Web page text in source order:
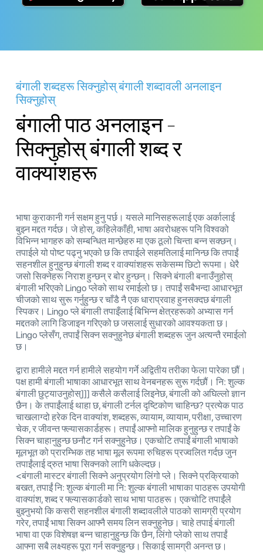
बंगाली शब्दहरू सिक्नुहोस् बंगाली शब्दावली अनलाइन
सिक्नुहोस्
बंगाली पाठ अनलाइन -
सिक्नुहोस् बंगाली शब्द र
वाक्यांशहरू
भाषा कुराकानी गर्न सक्षम हुनु पर्छ। यसले मानिसहरूलाई एक अर्कालाई
बुझ्न मद्दत गर्दछ। जे होस्, कहिलेकाँही, भाषा अवरोधहरू पनि विश्वको
विभिन्न भागहरु को सम्बन्धित मान्छेहरु मा एक ठूलो चिन्ता बन्न सक्छन्।
तपाईले यो पोष्ट पढ्नु भएको छ कि तपाईले सहमतिलाई मानिन्छ कि तपाईं
सहनशील हुनुहुन्छ बंगाली शब्द र वाक्यांशहरू सकेसम्म छिटो रूपमा। धेरै
जसो सिक्नेहरू निराश हुन्छन् र बोर हुन्छन्। सिक्ने बंगाली बनाउँनुहोस्
बंगाली भरिएको Lingo प्लेको साथ रमाईलो छ। तपाईं सबैभन्दा आधारभूत
चीजको साथ सुरू गर्नुहुन्छ र चाँडै नै एक धाराप्रवाह हुनसक्दछ बंगाली
स्पिकर। Lingo प्ले बंगाली तपाइँलाई बिभिन्न क्षेत्रहरूको अभ्यास गर्न
मद्दतको लागि डिजाइन गरिएको छ जसलाई सुधारको आवश्यकता छ।
Lingo प्लेसँग, तपाईं सिक्न सक्नुहुनेछ बंगाली शब्दहरू जुन अत्यन्तै रमाईलो
छ।
द्वारा हामीले मद्दत गर्न हामीले सहयोग गर्ने अद्वितीय तरीका फेला पारेका छौं।
पक्ष हामी बंगाली भाषाका आधारभूत साथ वेनबनहरू सुरू गर्दछौं। नि: शुल्क
बंगाली छुट्याउनुहोस्]]] कसैले कसैलाई लिइनेछ, बंगाली को अघिल्लो ज्ञान
छैन। के तपाईंलाई थाहा छ, बंगाली टर्नल दृष्टिकोण चाहिन्छ? प्रत्येक पाठ
चाखलाग्दो हरेक दिन वाक्यांश, शब्दहरू, व्यायाम, व्यायाम, परीक्षा, उच्चारण
चेक, र जीवन्त फ्ल्यासकार्डहरू। तपाईं आफ्नो मालिक हुनुहुन्छ र तपाईं के
सिक्न चाहानुहुन्छ छनौट गर्न सक्नुहुनेछ। एकचोटि तपाईं बंगाली भाषाको
मूलभूत को प्रारम्भिक तह भाषा मूल रूपमा रुचिहरू प्रज्वलित गर्दछ जुन
तपाईंलाई द्रुत भाषा सिक्नको लागि धकेल्दछ।
<बंगाली मास्टर बंगाली सिक्ने अनुप्रयोग लिंगो प्ले। सिक्ने प्रक्रियाको
बखत, तपाईं नि: शुल्क बंगाली मा नि: शुल्क बंगाली भाषाका पाठहरू उपयोगी
वाक्यांश, शब्द र फ्ल्यासकार्डको साथ भाषा पाठहरू। एकचोटि तपाईंले
बुझ्नुभयो कि कसरी सहनशील बंगाली शब्दावलीले पाठको सामग्री प्रयोग
गरेर, तपाईं भाषा सिक्न आफ्नै समय लिन सक्नुहुनेछ। चाहे तपाई बंगाली
भाषा वा एक विशेषज्ञ बन्न चाहानुहुन्छ कि छैन, लिंगो प्लेको साथ तपाईं
आफ्ना सबै लक्ष्यहरू पूरा गर्न सक्नुहुन्छ। सिकाई सामग्री अनन्त छ।